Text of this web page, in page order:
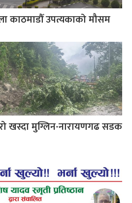
काठमाडौँ उपत्यकाको मौसम
खस्दा मुग्लिन-नारायणगढ सडक